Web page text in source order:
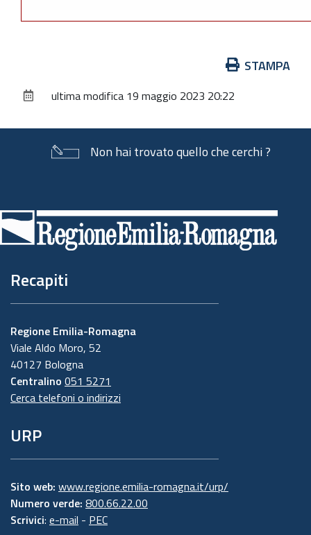
documento
STAMPA
ultima modifica 19 maggio 2023 20:22
Non hai trovato quello che cerchi ?
di
pagina
Recapiti
Regione Emilia-Romagna
Viale Aldo Moro, 52
40127 Bologna
Centralino 051 5271
Cerca telefoni o indirizzi
URP
Sito web: www.regione.emilia-romagna.it/urp/
Numero verde: 800.66.22.00
Scrivici: e-mail - PEC